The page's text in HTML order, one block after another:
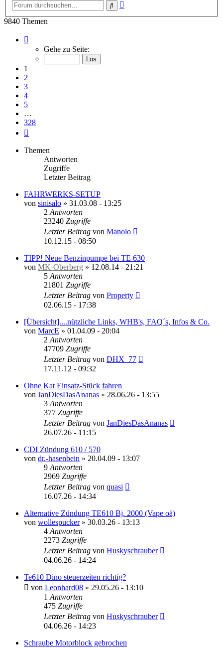
Suche
9840 Themen
von
Gehe zu Seite:
1
2
3
4
5
…
328
Themen
Antworten
Zugriffe
Letzter Beitrag
FAHRWERKS-SETUP
von sinisalo » 31.03.08 - 13:25
2 Antworten
23240 Zugriffe
Letzter Beitrag von Manolo
10.12.15 - 08:50
TIPP! Neue Benzinpumpe bei TE 630
von MK-Oberberg » 12.08.14 - 21:21
5 Antworten
21801 Zugriffe
Letzter Beitrag von Property
02.06.15 - 17:38
[Übersicht]....nützliche Links, WHB's, FAQ´s, Infos & Co.
von MarcE » 01.04.09 - 20:04
2 Antworten
47709 Zugriffe
Letzter Beitrag von DHX_77
17.11.12 - 09:32
Ohne Kat Einsatz-Stück fahren
von JanDiesDasAnanas » 28.06.26 - 13:55
3 Antworten
377 Zugriffe
Letzter Beitrag von JanDiesDasAnanas
26.07.26 - 11:15
CDI Zündung 610 / 570
von dr.-hasenbein » 20.04.09 - 13:07
9 Antworten
2969 Zugriffe
Letzter Beitrag von quasi
16.07.26 - 14:34
Alternative Zündung TE610 Bj. 2000 (Vape oä)
von wollespucker» 30.03.26 - 13:13
4 Antworten
2273 Zugriffe
Letzter Beitrag von Huskyschrauber
04.06.26 - 14:24
Te610 Dino steuerzeiten richtig?
von Leonhard08 » 29.05.26 - 13:10
1 Antworten
475 Zugriffe
Letzter Beitrag von Huskyschrauber
04.06.26 - 14:23
Schraube Motorblock gebrochen